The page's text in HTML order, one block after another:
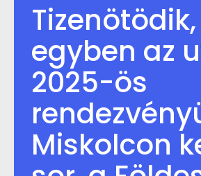
egyben az
2025-ös
Miskolcon